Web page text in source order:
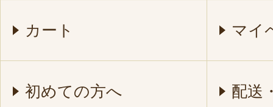
カート マイ
初めての方へ 配送